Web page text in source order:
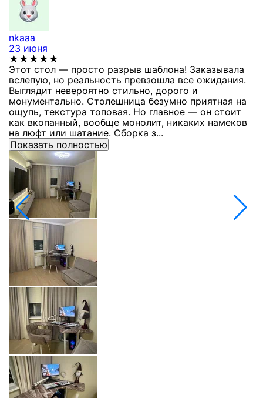
nkaaa
23 июня
★★★★★
Этот стол — просто разрыв шаблона! Заказывала
вслепую, но реальность превзошла все ожидания.
Выглядит невероятно стильно, дорого и
монументально. Столешница безумно приятная на
ощупь, текстура топовая. Но главное — он стоит
как вкопанный, вообще монолит, никаких намеков
на люфт или шатание. Сборка з...
Показать полностью